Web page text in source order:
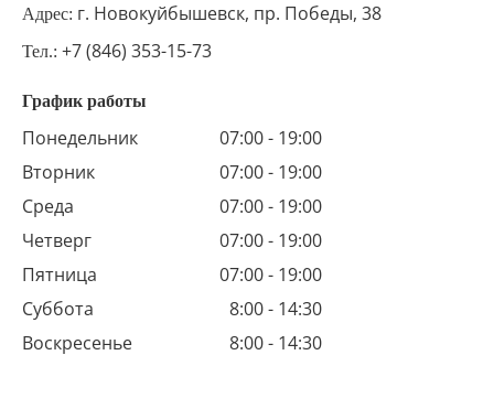
Адрес: г. Новокуйбышевск, пр. Победы, 38
Тел.: +7 (846) 353-15-73
График работы
Понедельник
07:00 - 19:00
Вторник
07:00 - 19:00
Среда
07:00 - 19:00
Четверг
07:00 - 19:00
Пятница
07:00 - 19:00
Суббота
8:00 - 14:30
Воскресенье
8:00 - 14:30